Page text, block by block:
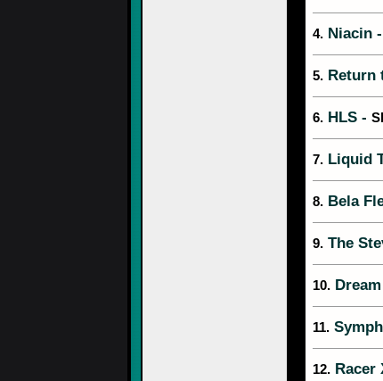
4. Niacin -
5. Return
6. HLS -
7. Liquid
8. Bela
9. The
10.
11.
12. Racer